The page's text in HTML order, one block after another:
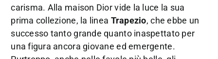
carisma. Alla maison Dior vide la luce la sua
prima collezione, la linea Trapezio, che ebbe un
successo tanto grande quanto inaspettato per
una figura ancora giovane ed emergente.